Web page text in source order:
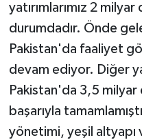
yatırımlarımız 2
durumdadır. Önde
Pakistan'da faaliyet
devam ediyor. Diğer
Pakistan'da 3,5
başarıyla
yönetimi, yeşil